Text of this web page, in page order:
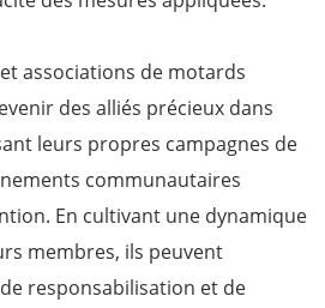
associations de motards
des alliés précieux dans
leurs propres campagnes de
communautaires
En cultivant une dynamique
membres, ils peuvent
responsabilisation et de